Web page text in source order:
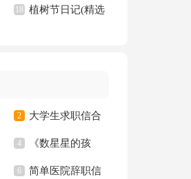
文汇编10篇
18 植树节日记(精选
2 大学生求职信合
集八篇
4 《数星星的孩
子》教学反思
6 简单医院辞职信